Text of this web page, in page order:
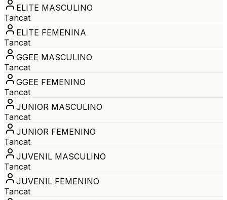
ELITE MASCULINO
Tancat
ELITE FEMENINA
Tancat
GGEE MASCULINO
Tancat
GGEE FEMENINO
Tancat
JUNIOR MASCULINO
Tancat
JUNIOR FEMENINO
Tancat
JUVENIL MASCULINO
Tancat
JUVENIL FEMENINO
Tancat